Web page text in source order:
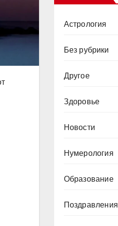
Астрология
Без рубрики
Другое
Здоровье
Новости
Нумерология
Образование
Поздравления